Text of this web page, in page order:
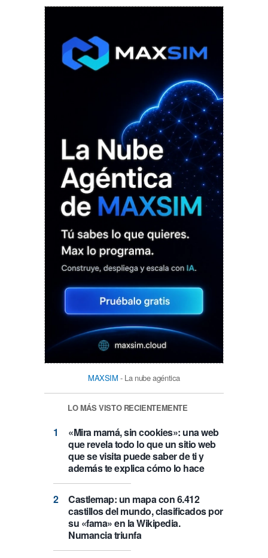
MAXSIM - La nube agéntica
LO MÁS VISTO RECIENTEMENTE
«Mira mamá, sin cookies»: una web
que revela todo lo que un sitio web
que se visita puede saber de ti y
además te explica cómo lo hace
Castlemap: un mapa con 6.412
castillos del mundo, clasificados por
su «fama» en la Wikipedia.
Numancia triunfa